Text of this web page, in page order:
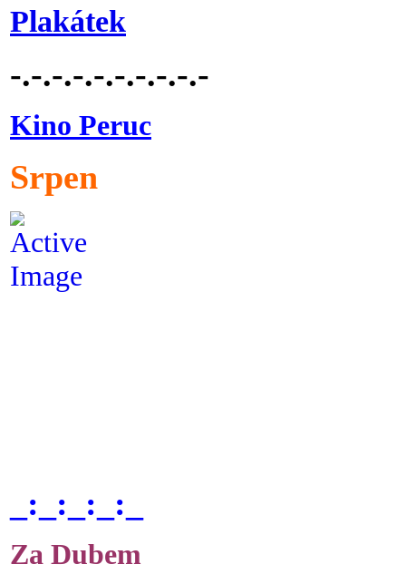
Plakátek
-.-.-.-.-.-.-.-.-.-
Kino Peruc
Srpen
_:_:_:_:_
Za Dubem